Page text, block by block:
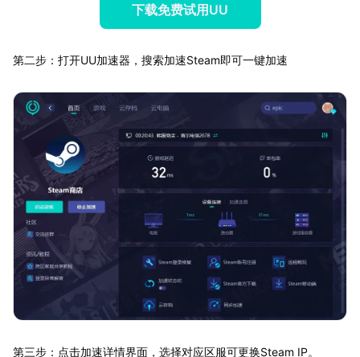
下载免费试用UU
第二步：打开UU加速器，搜索加速Steam即可一键加速
第三步：点击加速详情界面，选择对应区服可更换Steam IP。